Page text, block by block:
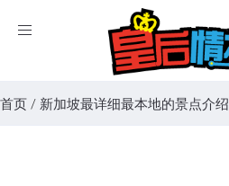
Toggle
首页 / 新加坡最详细最本地的景点介绍